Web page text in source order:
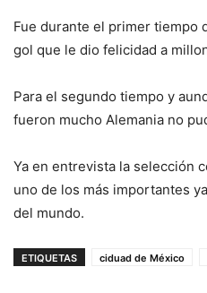
Fue durante el primer tiempo
gol que le dio felicidad a
Para el segundo tiempo y
fueron mucho Alemania no
Ya en entrevista la selección
uno de los más importantes
del mundo.
ETIQUETAS ciduad de México